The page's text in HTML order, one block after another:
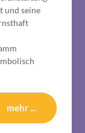
und seine
mehr ...